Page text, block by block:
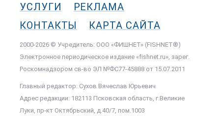
УСЛУГИ
РЕКЛАМА
КОНТАКТЫ
КАРТА САЙТА
2000-2026 © Учредитель: ООО «ФИШНЕТ» (FISHNET®)
Электронное периодическое издание «fishnet.ru», зарег.
Роскомнадзором cв-во ЭЛ №ФС77-45888 от 15.07.2011
Главный редактор: Сухов Вячеслав Юрьевич
Адрес редакции: 182113 Псковская область, г.Великие
Луки, пр-кт Октябрьский, д.40/7, пом.1003